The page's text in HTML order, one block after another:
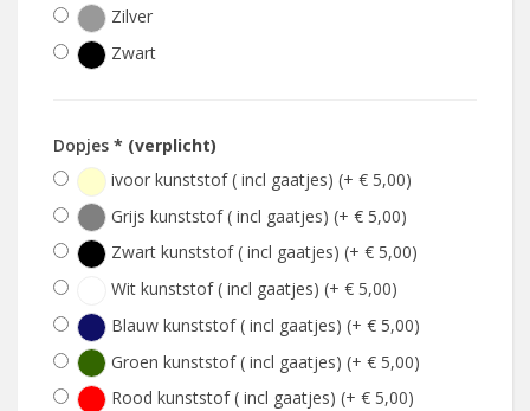
Zilver
Zwart
Dopjes * (verplicht)
ivoor kunststof ( incl gaatjes) (+ € 5,00)
Grijs kunststof ( incl gaatjes) (+ € 5,00)
Zwart kunststof ( incl gaatjes) (+ € 5,00)
Wit kunststof ( incl gaatjes) (+ € 5,00)
Blauw kunststof ( incl gaatjes) (+ € 5,00)
Groen kunststof ( incl gaatjes) (+ € 5,00)
Rood kunststof ( incl gaatjes) (+ € 5,00)